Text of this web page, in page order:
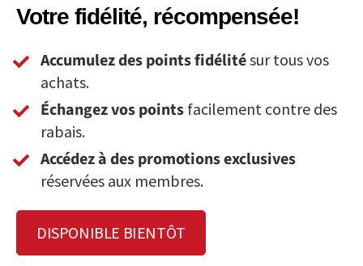
Votre fidélité, récompensée!
Accumulez des points fidélitésur tous vos
achats.
Échangez vos points facilement contre des
rabais.
Accédez à des promotions exclusives
réservées aux membres.
DISPONIBLE BIENTÔT